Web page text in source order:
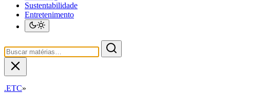
Sustentabilidade
Entretenimento
.ETC»